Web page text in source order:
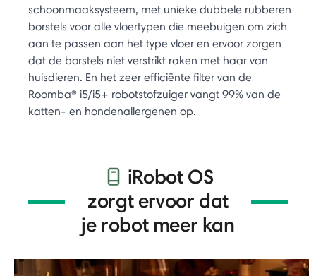
schoonmaaksysteem, met unieke dubbele rubberen
borstels voor alle vloertypen die meebuigen om zich
aan te passen aan het type vloer en ervoor zorgen
dat de borstels niet verstrikt raken met haar van
huisdieren. En het zeer efficiënte filter van de
Roomba® i5/i5+ robotstofzuiger vangt 99% van de
katten- en hondenallergenen op.
iRobot OS
zorgt ervoor dat
je robot meer kan